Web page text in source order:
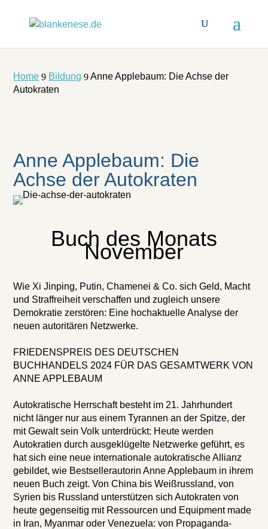
Home 9 Bildung 9 Anne Applebaum: Die Achse der
Autokraten
Anne Applebaum: Die
Achse der Autokraten
Buch des Monats
November
Wie Xi Jinping, Putin, Chamenei & Co. sich Geld, Macht
und Straffreiheit verschaffen und zugleich unsere
Demokratie zerstören: Eine hochaktuelle Analyse der
neuen autoritären Netzwerke.
FRIEDENSPREIS DES DEUTSCHEN
BUCHHANDELS 2024 FÜR DAS GESAMTWERK VON
ANNE APPLEBAUM
Autokratische Herrschaft besteht im 21. Jahrhundert
nicht länger nur aus einem Tyrannen an der Spitze, der
mit Gewalt sein Volk unterdrückt: Heute werden
Autokratien durch ausgeklügelte Netzwerke geführt, es
hat sich eine neue internationale autokratische Allianz
gebildet, wie Bestsellerautorin Anne Applebaum in ihrem
neuen Buch zeigt. Von China bis Weißrussland, von
Syrien bis Russland unterstützen sich Autokraten von
heute gegenseitig mit Ressourcen und Equipment made
in Iran, Myanmar oder Venezuela: von Propaganda-